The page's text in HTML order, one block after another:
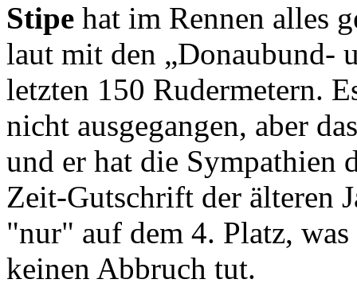
Stipe hat im Rennen alles
laut mit den „Donaubund-
letzten 150 Rudermetern.
nicht ausgegangen, aber
und er hat die Sympathien
Zeit-Gutschrift der älteren
"nur" auf dem 4. Platz,
keinen Abbruch tut.